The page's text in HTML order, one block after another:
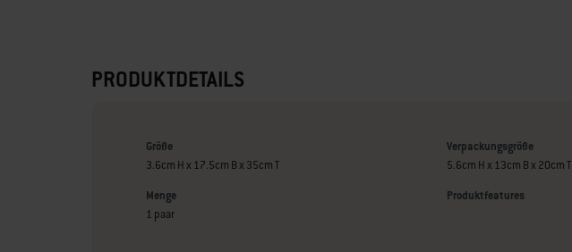
PRODUKTDETAILS
Größe
3.6cm H x 17.5cm B x 35cm T
Verpackungsgröße
5.6cm H x 13cm B x 20cm T
Menge
1 paar
Produktfeatures